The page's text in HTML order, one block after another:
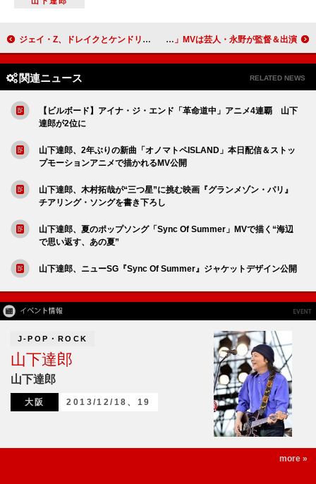
ジェイ・Z、ドレイクとケンドリック・ラマーの確執は“行き過ぎ”だったと語る THE BAWDIES、ニューALリード曲「PARTY PARTY」MVは芸人・永野が監督＆出演
関連ニュース RELATED NEWS
【ビルボード】アイナ・ジ・エンド「革命道中」アニメ4連覇 山下
達郎が2位に
山下達郎、2年ぶりの新曲「オノマトペISLAND」本日配信＆ストッ
プモーションアニメで描かれるMV公開
山下達郎、木村拓哉が“三つ星”に挑む映画『グランメゾン・パリ』
チアリング・ソングを書き下ろし
山下達郎、夏のポップソング「Sync Of Summer」MVで描く“海辺
で思い返す、あの夏”
山下達郎、ニューSG『Sync Of Summer』ジャケットデザイン公開
J-POP・ROCK
山下達郎
山下達郎
大阪 2013/12/18、19
more »